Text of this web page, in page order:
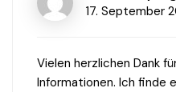
17. September
Vielen herzlichen Dank
Informationen. Ich finde